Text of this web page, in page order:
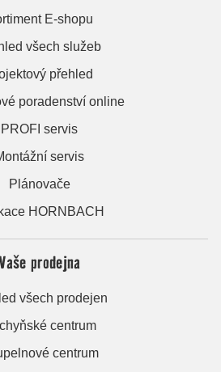
E-shopu
všech služeb
přehled
poradenství online
PROFI servis
servis
Plánovače
HORNBACH
prodejna
všech prodejen
centrum
centrum